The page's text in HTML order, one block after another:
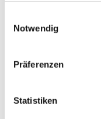
Notwendig
Präferenzen
Statistiken